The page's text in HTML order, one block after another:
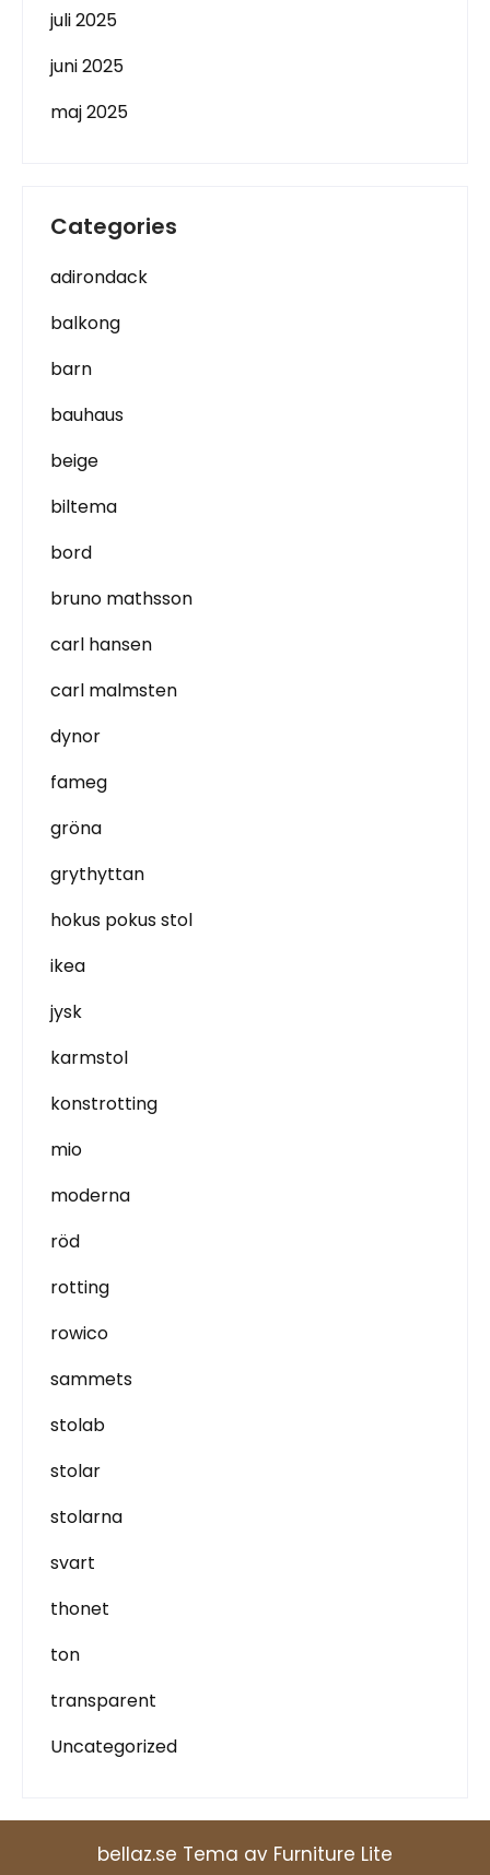
juli 2025
juni 2025
maj 2025
Categories
adirondack
balkong
barn
bauhaus
beige
biltema
bord
bruno mathsson
carl hansen
carl malmsten
dynor
fameg
gröna
grythyttan
hokus pokus stol
ikea
jysk
karmstol
konstrotting
mio
moderna
röd
rotting
rowico
sammets
stolab
stolar
stolarna
svart
thonet
ton
transparent
Uncategorized
bellaz.se Tema av Furniture Lite